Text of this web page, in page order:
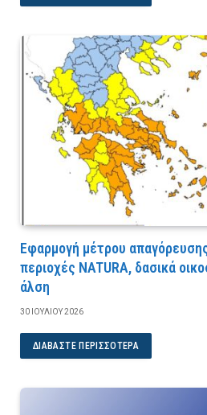
Εφαρμογή μέτρου
περιοχές NATURA, δασικά
άλση
30 ΙΟΥΛΊΟΥ 2026
ΔΙΑΒΆΣΤΕ ΠΕΡΙΣΣΌΤΕΡΑ